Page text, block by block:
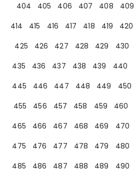
404
405 406 407 408 409
414
415 416 417 418 419 420
425
426 427 428 429 430
435
436 437 438 439 440
445
446 447 448 449 450
455
456 457 458 459 460
465
466 467 468 469 470
475
476 477 478 479 480
485
486 487 488 489 490